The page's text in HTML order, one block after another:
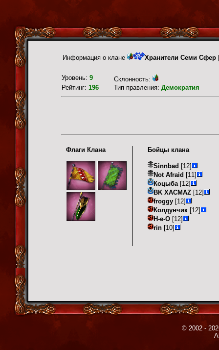
Информация о клане Хранители Семи Сфер
Уровень: 9
Склонность:
Рейтинг: 196 Тип правления: Демократия
Флаги Клана Бойцы клана
Sinnbad [12]
Not Afraid [11]
Коцыба [12]
BK XACMAZ [12]
froggy [12]
Колдунчик [12]
Н-е-О [12]
rin [10]
© 2002 -